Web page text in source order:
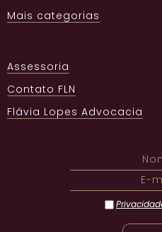
Mais categorias
Assessoria
Contato FLN
Flávia Lopes Advocacia